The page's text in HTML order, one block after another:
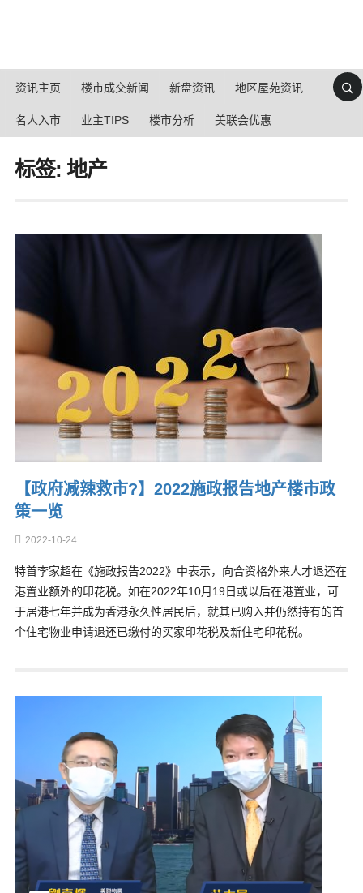
资讯主页 楼市成交新闻 新盘资讯 地区屋苑资讯
名人入市 业主TIPS 楼市分析 美联会优惠
标签: 地产
【政府减辣救市?】2022施政报告地产楼市政
策一览
2022-10-24
特首李家超在《施政报告2022》中表示，向合资格外来人才退还在
港置业额外的印花税。如在2022年10月19日或以后在港置业，可
于居港七年并成为香港永久性居民后，就其已购入并仍然持有的首
个住宅物业申请退还已缴付的买家印花税及新住宅印花税。